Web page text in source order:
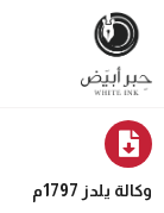
وكالة يلدز 1797م